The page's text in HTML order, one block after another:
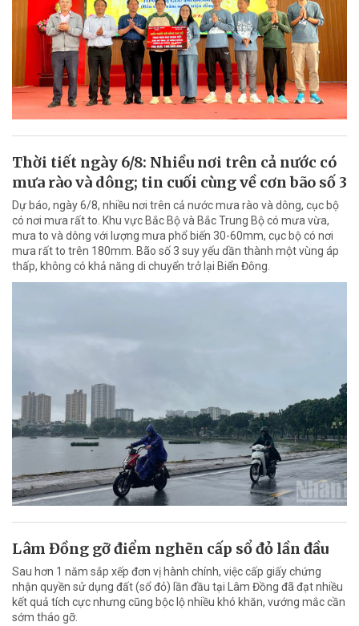
Thời tiết ngày 6/8: Nhiều nơi trên cả nước có
mưa rào và dông; tin cuối cùng về cơn bão số 3
Dự báo, ngày 6/8, nhiều nơi trên cả nước mưa rào và dông, cục bộ
có nơi mưa rất to. Khu vực Bắc Bộ và Bắc Trung Bộ có mưa vừa,
mưa to và dông với lượng mưa phổ biến 30-60mm, cục bộ có nơi
mưa rất to trên 180mm. Bão số 3 suy yếu dần thành một vùng áp
thấp, không có khả năng di chuyển trở lại Biển Đông.
Lâm Đồng gỡ điểm nghẽn cấp sổ đỏ lần đầu
Sau hơn 1 năm sắp xếp đơn vị hành chính, việc cấp giấy chứng
nhận quyền sử dụng đất (sổ đỏ) lần đầu tại Lâm Đồng đã đạt nhiều
kết quả tích cực nhưng cũng bộc lộ nhiều khó khăn, vướng mắc cần
sớm tháo gỡ.